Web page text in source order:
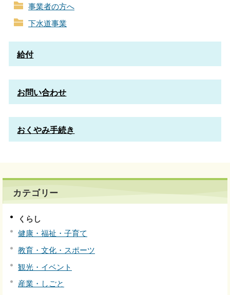
事業者の方へ
下水道事業
給付
お問い合わせ
おくやみ手続き
カテゴリー
くらし
健康・福祉・子育て
教育・文化・スポーツ
観光・イベント
産業・しごと